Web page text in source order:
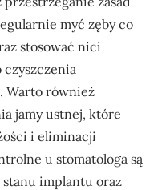
myć zęby co
stosować nici
Warto również
jamy ustnej, które
i eliminacji
u stomatologa są
implantu oraz